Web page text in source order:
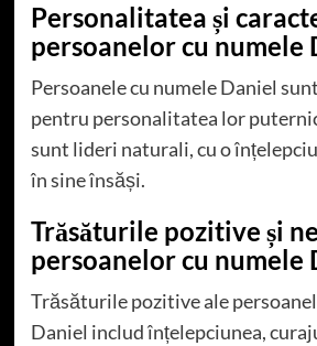
Personalitatea și
persoanelor cu numele
Persoanele cu numele Daniel
pentru personalitatea lor
sunt lideri naturali, cu o
în sine însăși.
Trăsăturile pozitive și
persoanelor cu numele
Trăsăturile pozitive ale
Daniel includ înțelepciunea,